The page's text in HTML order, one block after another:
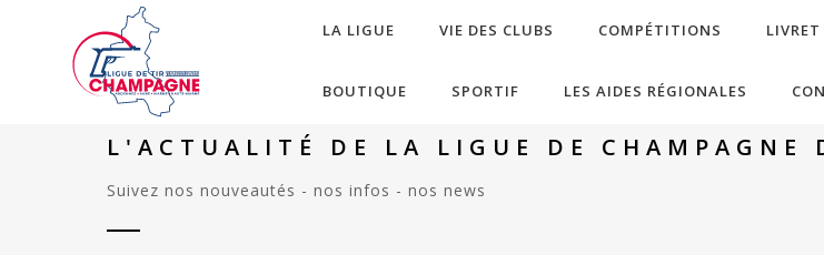
LA LIGUE VIE DES CLUBS COMPÉTITIONS
BOUTIQUE SPORTIF LES AIDES RÉGIONALES
L'ACTUALITÉ DE LA LIGUE DE CHAMPAGNE
Suivez nos nouveautés - nos infos - nos news